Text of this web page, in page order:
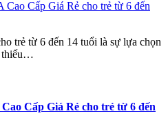
trẻ từ 6 đến 14 tuổi là sự lựa chọn
thiếu…
Cấp Giá Rẻ cho trẻ từ 6 đến